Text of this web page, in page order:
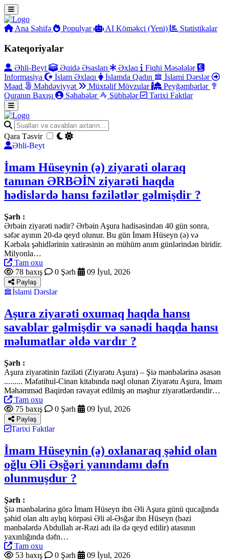
Ana Səhifə Populyar AI Köməkçi (Yeni) Statistikalar
Kateqoriyalar
Əhli-Beyt Əqidə Əsasları Əxlaq
Fiqhi Məsələlər
Informasiya
İslam Əxlaqı İslamda Qadın
İslami Dərslər
Məad
Məhdəviyyət Müxtəlif Mövzular
Peyğəmbərlər
Quranın Baxışı
Səhabələr Şübhələr Tarixi Faktlar
Qara Təsvir
Əhli-Beyt
İmam Hüseynin (ə) ziyarəti olaraq
tanınan ƏRBƏİN ziyarəti haqda
hədislərdə hansı fəzilətlər gəlmişdir ?
Şərh :
Ərbəin ziyarəti nədir? Ərbəin Aşura hadisəsindən 40 gün sonra,
səfər ayının 20-də qeyd olunur. Bu gün İmam Hüseyn (ə) və
Kərbəla şəhidlərinin xatirəsinin ən mühüm anım günlərindən biridir.
Milyonla…
Tam oxu
78 baxış
0 Şərh 09 İyul, 2026
Paylaş
İslami Dərslər
Aşura ziyarəti oxumaq haqda hansı
savablar gəlmişdir və sənədi haqda hansı
məlumatlar əldə vardır ?
Şərh :
Aşura ziyarətinin fəziləti (Ziyarətu Aşura) – Şiə mənbələrinə əsasən
......... Məfatihul-Cinan kitabında nəql olunan Ziyarətu Aşura, İmam
Məhəmməd Baqirdən rəvayət edilmiş ən məşhur ziyarətlərdəndir…
Tam oxu
75 baxış
0 Şərh 09 İyul, 2026
Paylaş
Tarixi Faktlar
İmam Hüseynin (ə) oxlanaraq şəhid olan
oğlu Əli Əsğəri yanındamı dəfn
olunmuşdur ?
Şərh :
Şiə mənbələrinə görə İmam Hüseyn ibn Əli Aşura günü qucağında
şəhid olan altı aylıq körpəsi Əli əl-Əsğər ibn Hüseyn (bəzi
mənbələrdə Abdullah ər-Rəzi adı ilə də qeyd edilir) atasının
yaxınlığında dəfn…
Tam oxu
53 baxış
0 Şərh 09 İyul, 2026